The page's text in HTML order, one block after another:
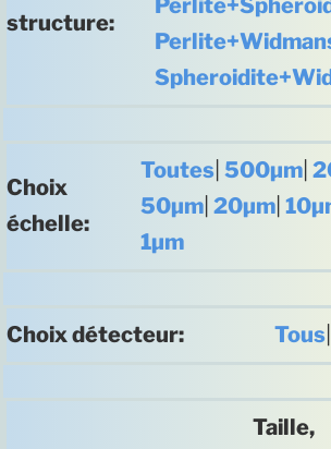
structure:
Choix
échelle:
Toutes 500µm
50µm 20µm
1µm
Choix détecteur: Tous
Taille,